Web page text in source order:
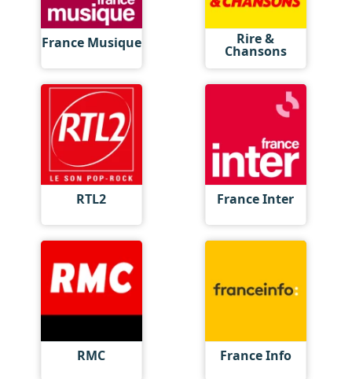
France Musique Rire &
Chansons
RTL2 France Inter
RMC France Info